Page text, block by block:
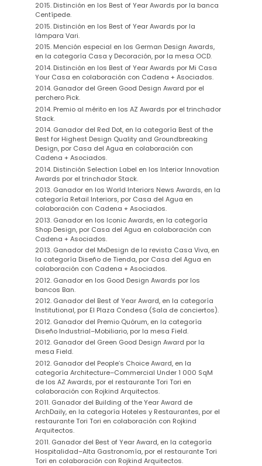
2015. Distinción en los Best of Year Awards por la banca
Centípede.
2015. Distinción en los Best of Year Awards por la
lámpara Vari.
2015. Mención especial en los German Design Awards,
en la categoría Casa y Decoración, por la mesa OCD.
2014. Distinción en los Best of Year Awards por Mi Casa
Your Casa en colaboración con Cadena + Asociados.
2014. Ganador del Green Good Design Award por el
perchero Pick.
2014. Premio al mérito en los AZ Awards por el trinchador
Stack.
2014. Ganador del Red Dot, en la categoría Best of the
Best for Highest Design Quality and Groundbreaking
Design, por Casa del Agua en colaboración con
Cadena + Asociados.
2014. Distinción Selection Label en los Interior Innovation
Awards por el trinchador Stack.
2013. Ganador en los World Interiors News Awards, en la
categoría Retail Interiors, por Casa del Agua en
colaboración con Cadena + Asociados.
2013. Ganador en los Iconic Awards, en la categoría
Shop Design, por Casa del Agua en colaboración con
Cadena + Asociados.
2013. Ganador del MxDesign de la revista Casa Viva, en
la categoría Diseño de Tienda, por Casa del Agua en
colaboración con Cadena + Asociados.
2012. Ganador en los Good Design Awards por los
bancos Ban.
2012. Ganador del Best of Year Award, en la categoría
Institutional, por El Plaza Condesa (Sala de conciertos).
2012. Ganador del Premio Quórum, en la categoría
Diseño Industrial–Mobiliario, por la mesa Field.
2012. Ganador del Green Good Design Award por la
mesa Field.
2012. Ganador del People’s Choice Award, en la
categoría Architecture–Commercial Under 1 000 SqM
de los AZ Awards, por el restaurante Tori Tori en
colaboración con Rojkind Arquitectos.
2011. Ganador del Building of the Year Award de
ArchDaily, en la categoría Hoteles y Restaurantes, por el
restaurante Tori Tori en colaboración con Rojkind
Arquitectos.
2011. Ganador del Best of Year Award, en la categoría
Hospitalidad–Alta Gastronomía, por el restaurante Tori
Tori en colaboración con Rojkind Arquitectos.